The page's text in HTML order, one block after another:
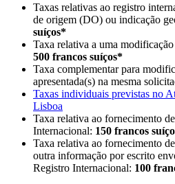
Taxas relativas ao registro
de origem (DO) ou indicação
suíços*​​​​​​​
Taxa relativa a uma
500 francos suíços*​​​​​​​
Taxa complementar para
apresentada(s) na mesma
Taxas individuais previstas no
Lisboa
Taxa relativa ao fornecimento
Internacional: 150 francos
Taxa relativa ao fornecimento
outra informação por escrito
Registro Internacional: 100